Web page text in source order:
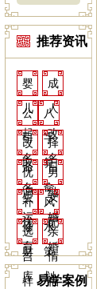
推荐资讯
婴
儿
起
名
成
人
改
名
公
司
取
名
八
字
算
命
改
命
调
运
择
日
结
婚
优
生
优
育
男
女
配
婚
补
修
财
库
风
水
策
划
选
吉
祥
亲
情
福
易学案例